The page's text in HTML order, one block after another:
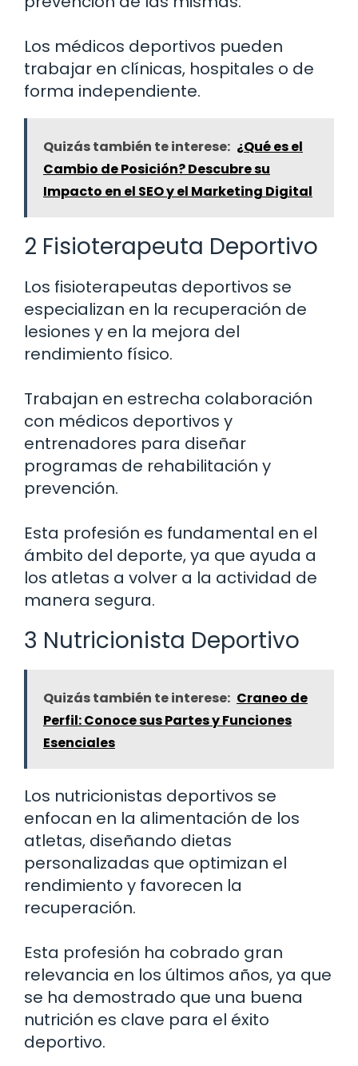
Los médicos deportivos pueden
trabajar en clínicas, hospitales o de
forma independiente.
Quizás también te interese: ¿Qué es el
Cambio de Posición? Descubre su
Impacto en el SEO y el Marketing Digital
2 Fisioterapeuta Deportivo
Los fisioterapeutas deportivos se
especializan en la recuperación de
lesiones y en la mejora del
rendimiento físico.
Trabajan en estrecha colaboración
con médicos deportivos y
entrenadores para diseñar
programas de rehabilitación y
prevención.
Esta profesión es fundamental en el
ámbito del deporte, ya que ayuda a
los atletas a volver a la actividad de
manera segura.
3 Nutricionista Deportivo
Quizás también te interese: Craneo de
Perfil: Conoce sus Partes y Funciones
Esenciales
Los nutricionistas deportivos se
enfocan en la alimentación de los
atletas, diseñando dietas
personalizadas que optimizan el
rendimiento y favorecen la
recuperación.
Esta profesión ha cobrado gran
relevancia en los últimos años, ya que
se ha demostrado que una buena
nutrición es clave para el éxito
deportivo.